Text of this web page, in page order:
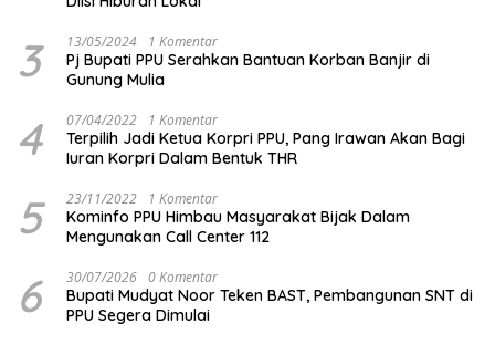
3 13/05/2024 1 Komentar
Pj Bupati PPU Serahkan Bantuan Korban Banjir di
Gunung Mulia
4 07/04/2022 1 Komentar
Terpilih Jadi Ketua Korpri PPU, Pang Irawan Akan Bagi
Iuran Korpri Dalam Bentuk THR
5 23/11/2022 1 Komentar
Kominfo PPU Himbau Masyarakat Bijak Dalam
Mengunakan Call Center 112
6 30/07/2026 0 Komentar
Bupati Mudyat Noor Teken BAST, Pembangunan SNT di
PPU Segera Dimulai